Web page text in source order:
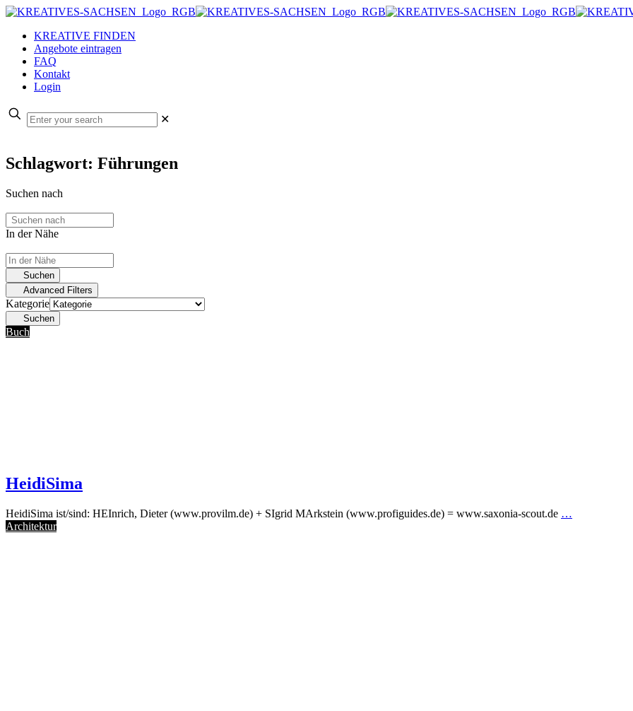
KREATIVE FINDEN
Angebote eintragen
FAQ
Kontakt
Login
✕
Schlagwort: Führungen
Suchen nach
In der Nähe
Suchen
Advanced Filters
Kategorie
Suchen
Buch
HeidiSima
HeidiSima ist/sind: HEInrich, Dieter (www.provilm.de) + SIgrid MArkstein (www.profiguides.de) = www.saxonia-scout.de …
Architektur